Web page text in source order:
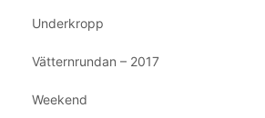
Underkropp
Vätternrundan – 2017
Weekend